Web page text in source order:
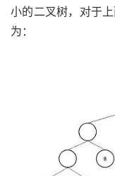
小的二叉树，对于
为：